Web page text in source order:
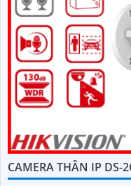
CAMERA THÂN IP DS-